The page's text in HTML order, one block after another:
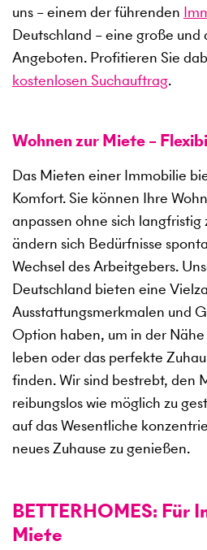
uns – einem der führenden
Deutschland – eine große
Angeboten. Profitieren Sie
kostenlosen Suchauftrag.
Wohnen zur Miete –
Das Mieten einer Immobilie
Komfort. Sie können Ihre
anpassen ohne sich
ändern sich Bedürfnisse
Wechsel des Arbeitgebers.
Deutschland bieten eine
Ausstattungsmerkmalen und
Option haben, um in der
leben oder das perfekte
finden. Wir sind bestrebt, den
reibungslos wie möglich zu
auf das Wesentliche
neues Zuhause zu genießen.
BETTERHOMES: Für
Miete